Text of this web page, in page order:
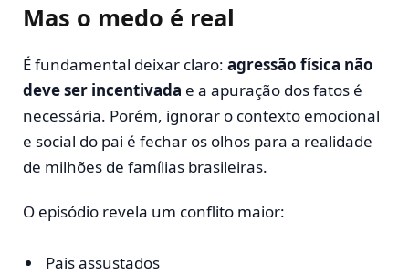
Mas o medo é real
É fundamental deixar claro: agressão física não
deve ser incentivada e a apuração dos fatos é
necessária. Porém, ignorar o contexto emocional
e social do pai é fechar os olhos para a realidade
de milhões de famílias brasileiras.
O episódio revela um conflito maior:
Pais assustados